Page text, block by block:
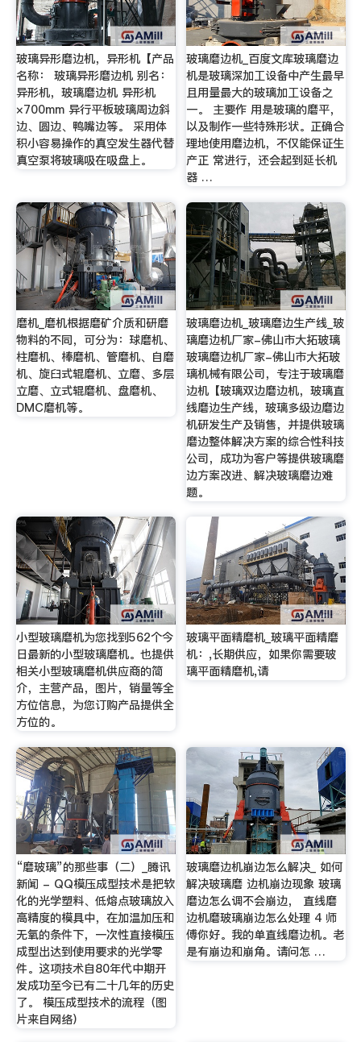
玻璃异形磨边机，异形机【产品
名称： 玻璃异形磨边机 别名：
异形机，玻璃磨边机 异形机
×700mm 异行平板玻璃周边斜
边、圆边、鸭嘴边等。 采用体
积小容易操作的真空发生器代替
真空泵将玻璃吸在吸盘上。
玻璃磨边机_百度文库玻璃磨边
机是玻璃深加工设备中产生最早
且用量最大的玻璃加工设备之
一。 主要作 用是玻璃的磨平，
以及制作一些特殊形状。正确合
理地使用磨边机，不仅能保证生
产正 常进行，还会起到延长机
器 …
磨机_磨机根据磨矿介质和研磨
物料的不同，可分为：球磨机、
柱磨机、棒磨机、管磨机、自磨
机、旋臼式辊磨机、立磨、多层
立磨、立式辊磨机、盘磨机、
DMC磨机等。
玻璃磨边机_玻璃磨边生产线_玻
璃磨边机厂家-佛山市大拓玻璃
玻璃磨边机厂家-佛山市大拓玻
璃机械有限公司，专注于玻璃磨
边机【玻璃双边磨边机，玻璃直
线磨边生产线，玻璃多级边磨边
机研发生产及销售，并提供玻璃
磨边整体解决方案的综合性科技
公司，成功为客户等提供玻璃磨
边方案改进、解决玻璃磨边难
题。
小型玻璃磨机为您找到562个今
日最新的小型玻璃磨机。也提供
相关小型玻璃磨机供应商的简
介，主营产品，图片，销量等全
方位信息，为您订购产品提供全
方位的。
玻璃平面精磨机_玻璃平面精磨
机：,长期供应，如果你需要玻
璃平面精磨机,请
“磨玻璃”的那些事（二）_腾讯
新闻 - QQ模压成型技术是把软
化的光学塑料、低熔点玻璃放入
高精度的模具中，在加温加压和
无氧的条件下，一次性直接模压
成型出达到使用要求的光学零
件。这项技术自80年代中期开
发成功至今已有二十几年的历史
了。 模压成型技术的流程（图
片来自网络）
玻璃磨边机崩边怎么解决_ 如何
解决玻璃磨 边机崩边现象 玻璃
磨边怎么调不会崩边， 直线磨
边机磨玻璃崩边怎么处理 4 师
傅你好。我的单直线磨边机。老
是有崩边和崩角。请问怎 …